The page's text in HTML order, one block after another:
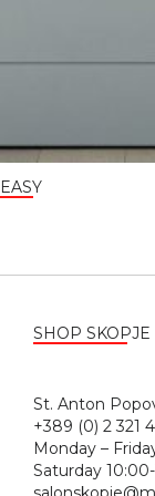
EASY
SHOP SKOPJE
St.
+389 (0) 2 321
Monday –
Saturday